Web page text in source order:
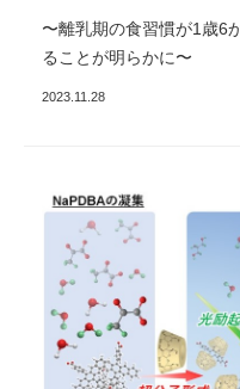
〜離乳期の⾷習慣が1歳6
ることが明らかに〜
2023.11.28